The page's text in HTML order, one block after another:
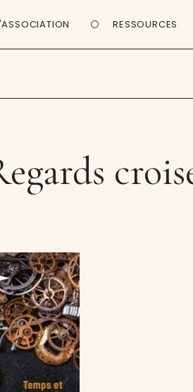
RESSOURCES